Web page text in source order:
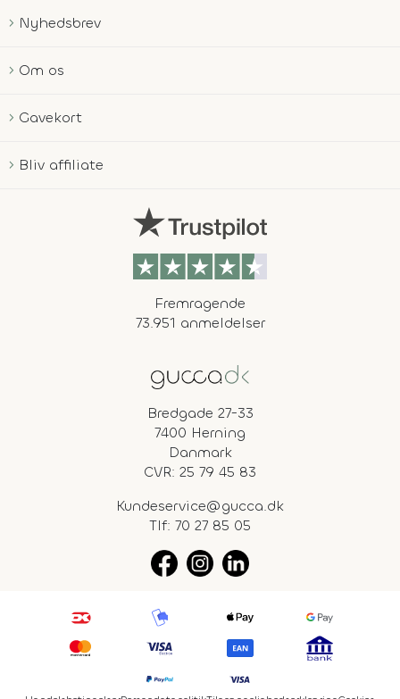
Nyhedsbrev
Om os
Gavekort
Bliv affiliate
Fremragende
73.951 anmeldelser
Bredgade 27-33
7400 Herning
Danmark
CVR: 25 79 45 83
Kundeservice@gucca.dk
Tlf: 70 27 85 05